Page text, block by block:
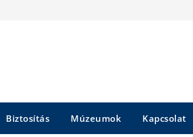
Biztosítás Múzeumok Kapcsolat